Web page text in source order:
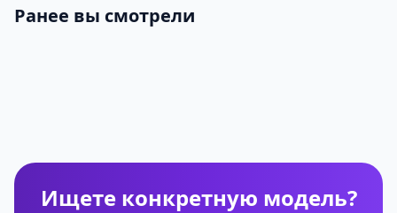
Ранее вы смотрели
Ищете конкретную модель?